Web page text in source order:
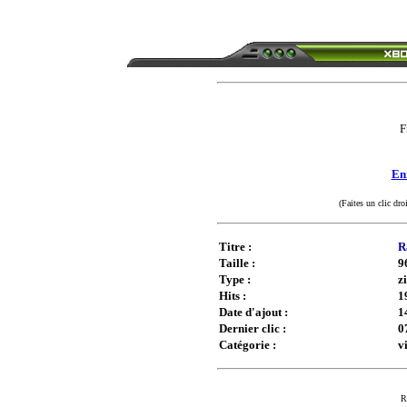
(Faites un clic
Titre :
Taille :
Type :
Hits :
Date d'ajout :
Dernier clic :
Catégorie :